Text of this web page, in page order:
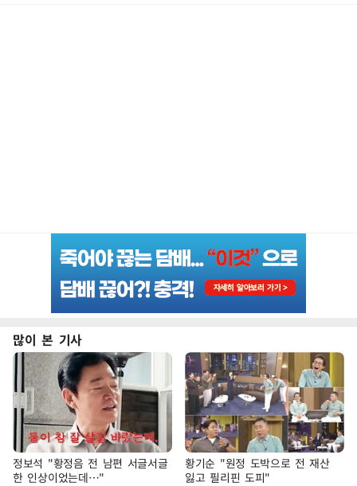
많이 본 기사
정보석 "황정음 전 남편 서글서글
한 인상이었는데…"
황기순 "원정 도박으로 전 재산
잃고 필리핀 도피"